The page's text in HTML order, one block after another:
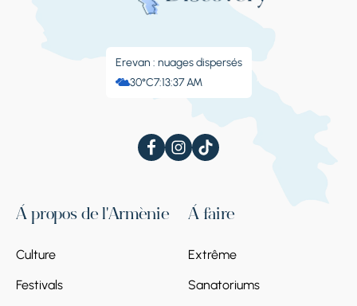
Erevan : nuages ​​dispersés
30°C7:13:38 AM
À propos de l'Arménie
Culture
Festivals
À faire
Extrême
Sanatoriums